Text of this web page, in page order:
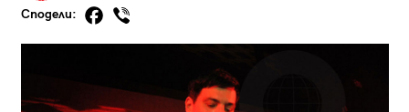
Сподели: